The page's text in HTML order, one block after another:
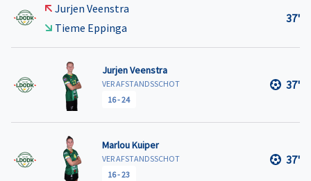
Jurjen Veenstra
Tieme Eppinga
37'
Jurjen Veenstra
VER AFSTANDSSCHOT
16-24
37'
Marlou Kuiper
VER AFSTANDSSCHOT
16-23
37'